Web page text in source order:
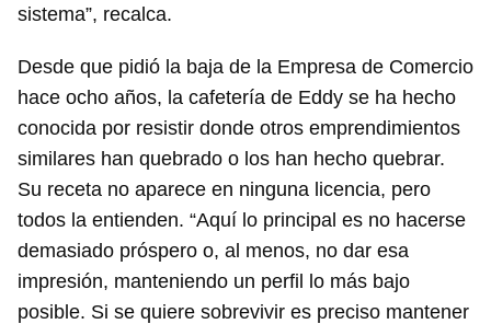
Para poder guardar como favorito, primero has de
iniciar sesión con tu cuenta de 14ymedio.
INICIAR SESIÓN CANCELAR
sistema”, recalca.
Desde que pidió la baja de la Empresa de Comercio
hace ocho años, la cafetería de Eddy se ha hecho
conocida por resistir donde otros emprendimientos
similares han quebrado o los han hecho quebrar.
Su receta no aparece en ninguna licencia, pero
todos la entienden. “Aquí lo principal es no hacerse
demasiado próspero o, al menos, no dar esa
impresión, manteniendo un perfil lo más bajo
posible. Si se quiere sobrevivir es preciso mantener